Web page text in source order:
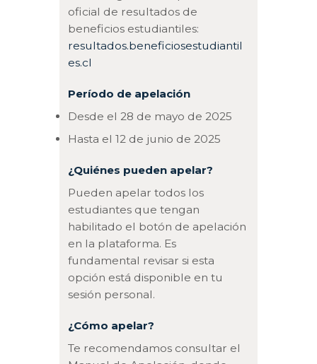
oficial de resultados de
beneficios estudiantiles:
resultados.beneficiosestudiantil
es.cl
Período de apelación
Desde el 28 de mayo de 2025
Hasta el 12 de junio de 2025
¿Quiénes pueden apelar?
Pueden apelar todos los
estudiantes que tengan
habilitado el botón de apelación
en la plataforma. Es
fundamental revisar si esta
opción está disponible en tu
sesión personal.
¿Cómo apelar?
Te recomendamos consultar el